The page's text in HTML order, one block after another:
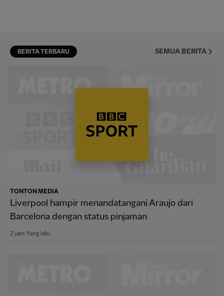
BERITA TERBARU SEMUA BERITA
TONTON MEDIA
Liverpool hampir menandatangani Araujo dari
Barcelona dengan status pinjaman
2 jam Yang lalu